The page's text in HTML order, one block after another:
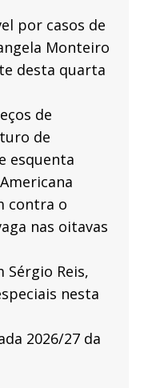
por casos de
Monteiro
desta quarta
de
de
esquenta
contra o
nas oitavas
Reis,
nesta
2026/27 da